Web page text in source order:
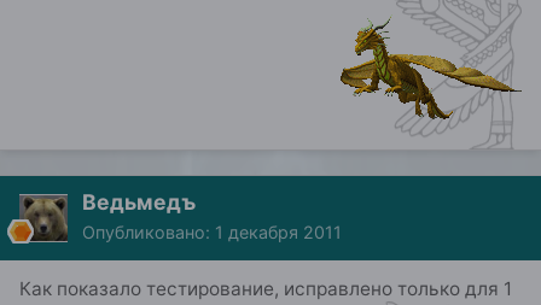
Ведьмедъ
Опубликовано: 1 декабря 2011
Как показало тестирование, исправлено только для 1